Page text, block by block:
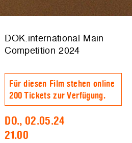
DOK.international Main
Competition 2024
Für diesen Film stehen online
200 Tickets zur Verfügung.
DO., 02.05.24
21.00